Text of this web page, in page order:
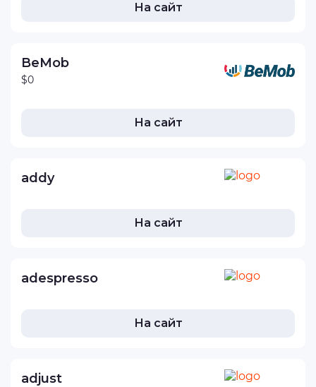
На сайт
BeMob
$0
На сайт
addy
На сайт
adespresso
На сайт
adjust